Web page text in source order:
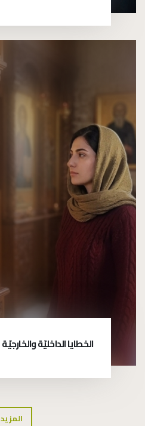
الخطايا الداخليّة والخارجيّة
المزيد